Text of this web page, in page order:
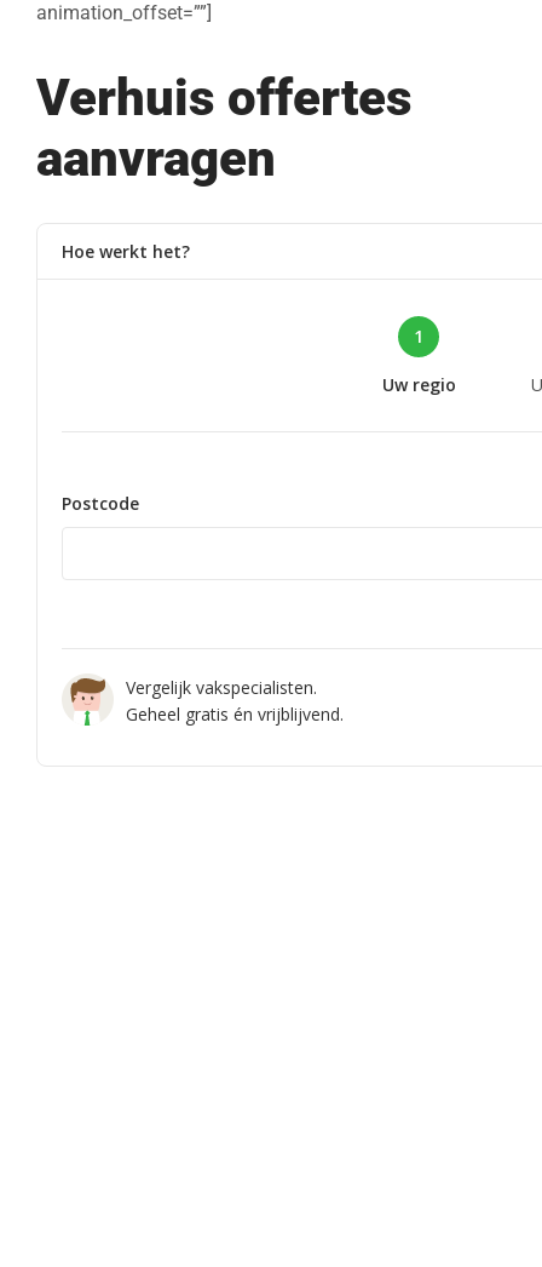
animation_offset=””]
Verhuis offertes
aanvragen